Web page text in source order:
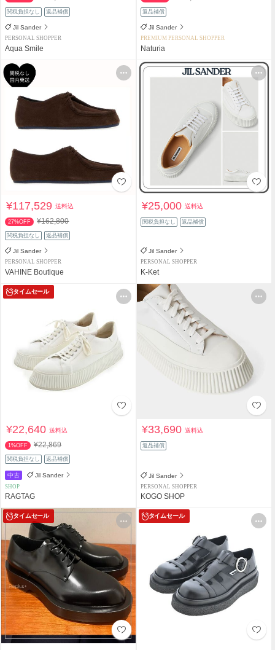
関税負担なし 返品補償
Jil Sander
PERSONAL SHOPPER
Aqua Smile
返品補償
Jil Sander
PREMIUM PERSONAL SHOPPER
Naturia
¥117,529送料込
27%OFF ¥162,800
関税負担なし 返品補償
Jil Sander
PERSONAL SHOPPER
VAHINE Boutique
¥25,000送料込
関税負担なし 返品補償
Jil Sander
PERSONAL SHOPPER
K-Ket
タイムセール
¥22,640送料込
1%OFF ¥22,869
関税負担なし 返品補償
中古 Jil Sander
SHOP
RAGTAG
¥33,690送料込
返品補償
Jil Sander
PERSONAL SHOPPER
KOGO SHOP
タイムセール タイムセール